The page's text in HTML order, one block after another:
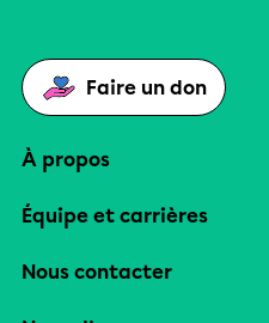
Faire un don
À propos
Équipe et carrières
Nous contacter